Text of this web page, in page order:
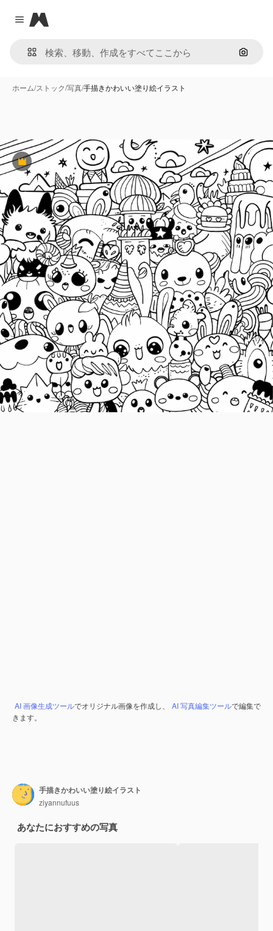
Close menu
Magnific
画像で
ホーム/ストック/写真/手描きかわいい塗り絵イラスト
Premium
AI 画像生成ツールでオリジナル画像を作成し、 AI 写真編集ツールで編集で
きます。
手描きかわいい塗り絵イラスト
ziyannufuus
あなたにおすすめの写真